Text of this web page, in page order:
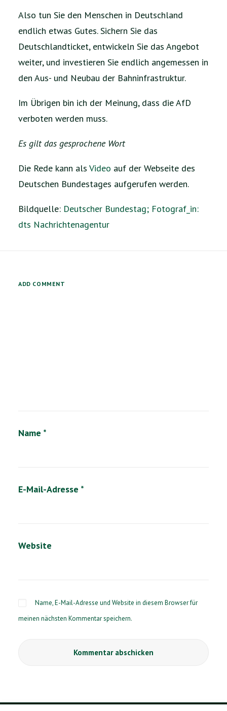
Also tun Sie den Menschen in Deutschland
endlich etwas Gutes. Sichern Sie das
Deutschlandticket, entwickeln Sie das Angebot
weiter, und investieren Sie endlich angemessen in
den Aus- und Neubau der Bahninfrastruktur.
Im Übrigen bin ich der Meinung, dass die AfD
verboten werden muss.
Es gilt das gesprochene Wort
Die Rede kann als Video auf der Webseite des
Deutschen Bundestages aufgerufen werden.
Bildquelle: Deutscher Bundestag; Fotograf_in:
dts Nachrichtenagentur
ADD COMMENT
Name *
E-Mail-Adresse *
Website
Name, E-Mail-Adresse und Website in diesem Browser für
meinen nächsten Kommentar speichern.